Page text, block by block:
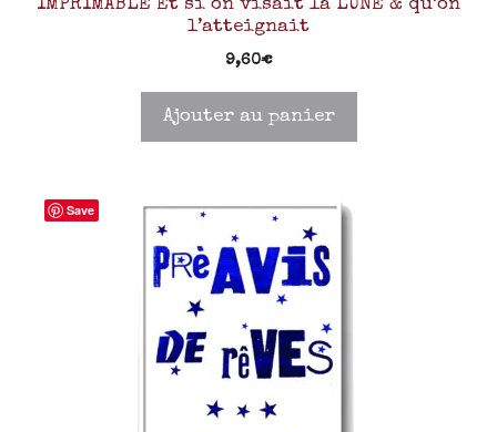
IMPRIMABLE Et si on visait la LUNE & qu’on
l’atteignait
9,60€
Ajouter au panier
Save